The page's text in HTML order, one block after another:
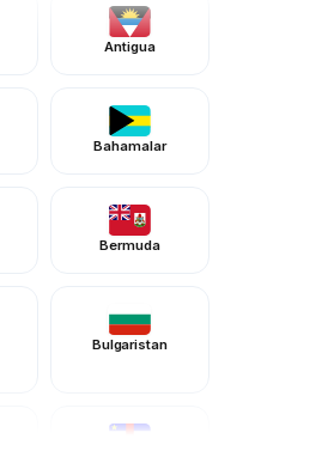
Antigua
Bahamalar
Bermuda
Bulgaristan